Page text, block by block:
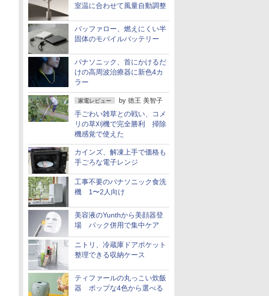
室温に合わせて風量自動調整
バッファロー、燃えにくい半
固体のモバイルバッテリー
パナソニック、首にかけるだ
けの高周波治療器に新色4カ
ラー
家電レビュー by 徳王 美智子
手ごわい雑草との戦い、コメ
リの草刈機で完全勝利 掃除
機感覚で使えた
カインズ、解凍上手で価格も
手ごろな電子レンジ
工事不要のパナソニック食洗
機 1〜2人向け
美容液のYunthから美顔器登
場 パック併用で集中ケア
ニトリ、冷蔵庫ドアポケット
整理できる収納ケース
ティファールの丸っこい炊飯
器 ポップな4色から選べる